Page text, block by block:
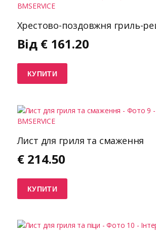
Хрестово-поздовжня гриль-
Від € 161.20
КУПИТИ
Лист для гриля та смаження
€ 214.50
КУПИТИ